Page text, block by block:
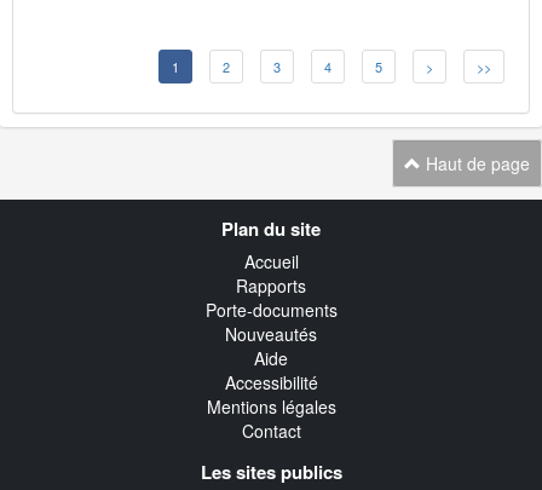
1 2 3 4 5 > >>
Haut de page
Plan du site
Accueil
Rapports
Porte-documents
Nouveautés
Aide
Accessibilité
Mentions légales
Contact
Les sites publics